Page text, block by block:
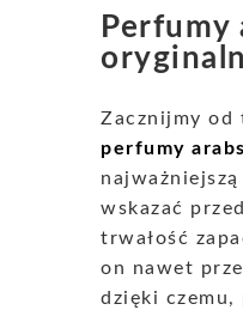
Perfumy
Zacznijmy od
perfumy
wskazać
trwałość
on nawet
dzięki czemu,